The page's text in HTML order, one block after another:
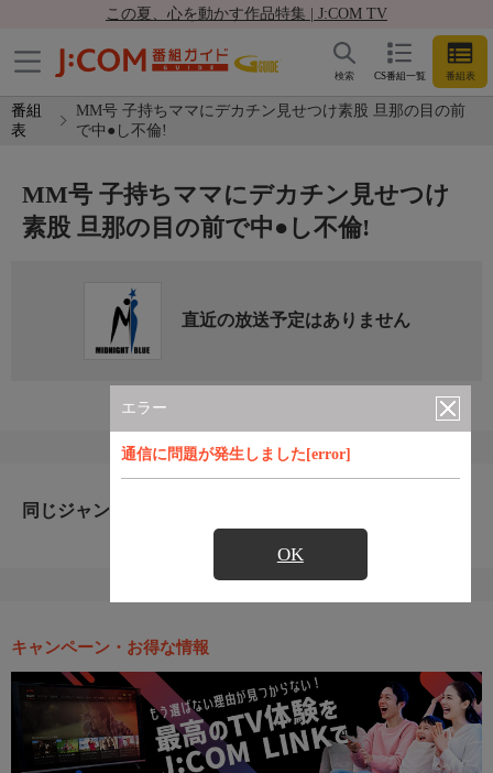
この夏、心を動かす作品特集 | J:COM TV
CS番組一覧 番組表
検索
番組
表
MM号 子持ちママにデカチン見せつけ素股 旦那の目の前
で中●し不倫!
エラー
通信に問題が発生しました[error]
OK
MM号 子持ちママにデカチン見せつけ
素股 旦那の目の前で中●し不倫!
直近の放送予定はありません
同じジャンルのおすすめ番組
キャンペーン・お得な情報